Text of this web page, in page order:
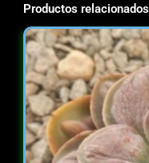
Productos relacionados